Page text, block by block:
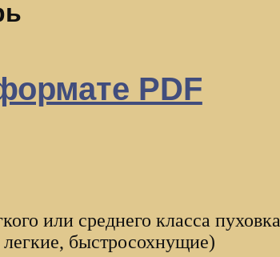
PDF
или среднего класса пуховка
быстросохнущие)